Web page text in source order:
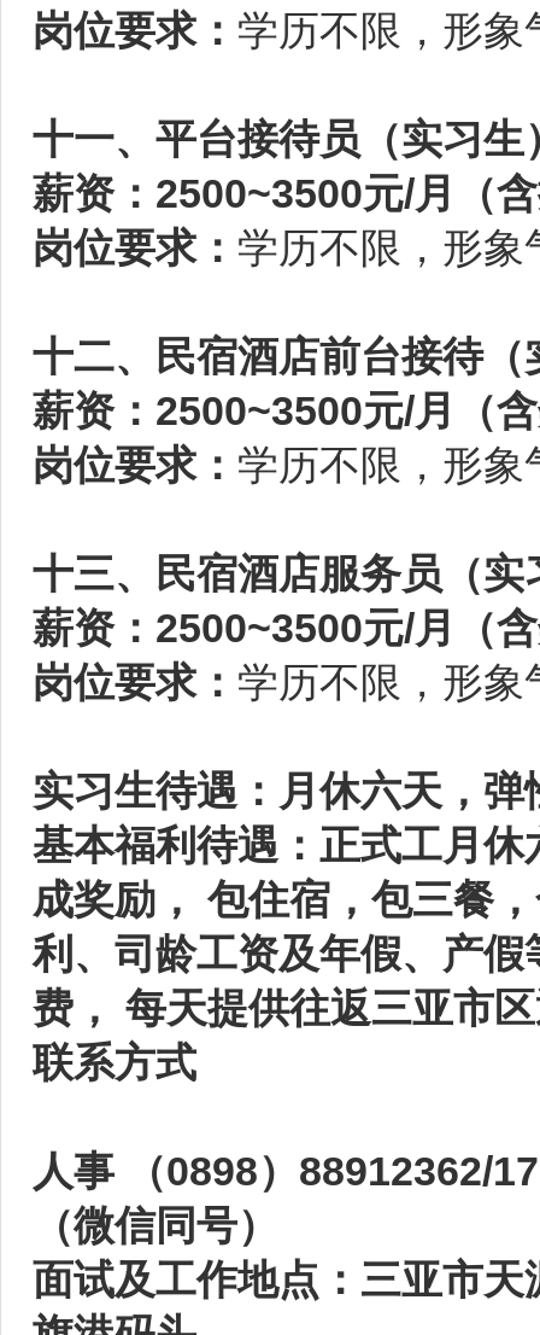
岗位要求： 学历不限，形象
十一、平台接待员（实习生
薪资：2500~3500元/月（
岗位要求： 学历不限，形象
十二、民宿酒店前台接待（
薪资：2500~3500元/月（
岗位要求： 学历不限，形象
十三、民宿酒店服务员（实
薪资：2500~3500元/月（
岗位要求： 学历不限，形象
实习生待遇：月休六天，
基本福利待遇：正式工月
成奖励， 包住宿，包三餐
利、司龄工资及年假、产
费， 每天提供往返三亚市
联系方式
人事 （0898）88912362/
（微信同号）
面试及工作地点：三亚市